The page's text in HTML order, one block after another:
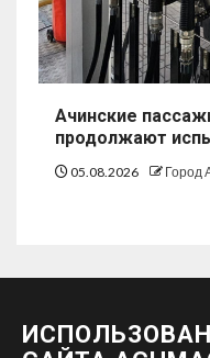
Ачинские
продолжают
05.08.2026 Город